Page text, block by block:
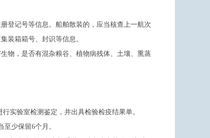
登记号等信息。船舶散装的，应当核查上一航次
装箱箱号、封识等信息。
物，是否有混杂粮谷、植物病残体、土壤、熏蒸
实验室检测鉴定，并出具检验检疫结果单。
少保留6个月。